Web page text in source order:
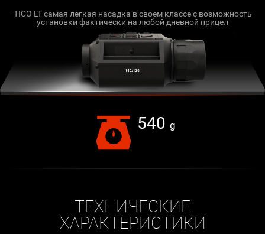
TICO LT самая легкая насадка в своем классе с возможность
установки фактически на любой дневной прицел
540 g
ТЕХНИЧЕСКИЕ
ХАРАКТЕРИСТИКИ